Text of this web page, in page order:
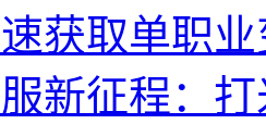
获取单职
新征程：